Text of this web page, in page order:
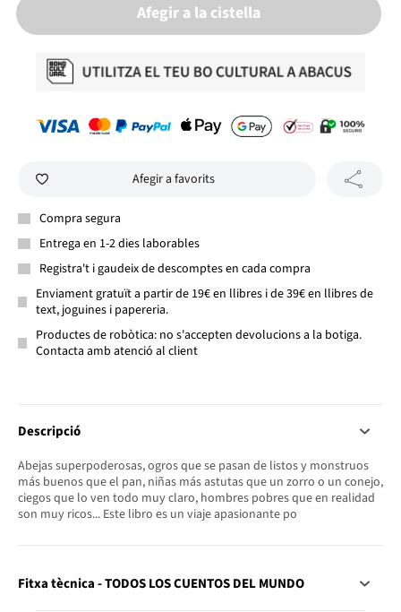
Afegir a la cistella
Afegir a favorits
Compra segura
Entrega en 1-2 dies laborables
Registra't i gaudeix de descomptes en cada compra
Enviament gratuït a partir de 19€ en llibres i de 39€ en llibres de
text, joguines i papereria.
Productes de robòtica: no s'accepten devolucions a la botiga.
Contacta amb atenció al client
Descripció
Abejas superpoderosas, ogros que se pasan de listos y monstruos
más buenos que el pan, niñas más astutas que un zorro o un conejo,
ciegos que lo ven todo muy claro, hombres pobres que en realidad
son muy ricos... Este libro es un viaje apasionante po
Fitxa tècnica - TODOS LOS CUENTOS DEL MUNDO